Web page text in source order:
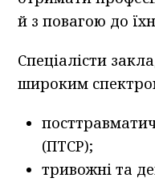
й з повагою до
Спеціалісти
широким
(ПТСР);
тривожні та